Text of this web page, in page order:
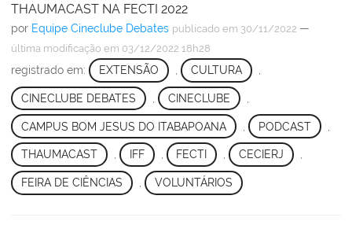
THAUMACAST NA FECTI 2022
por Equipe Cineclube Debates publicado em 30/11/2022 —
última modificação em 03/12/2022 18h28
registrado em: EXTENSÃO , CULTURA ,
CINECLUBE DEBATES CINECLUBE
CAMPUS BOM JESUS DO ITABAPOANA PODCAST
THAUMACAST , IFF , FECTI , CECIERJ ,
FEIRA DE CIÊNCIAS VOLUNTÁRIOS